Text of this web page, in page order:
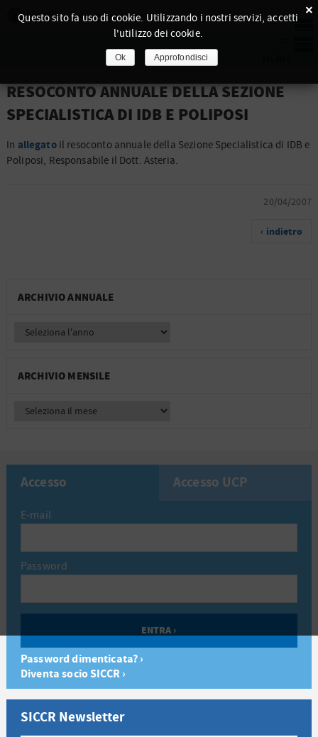
RESOCONTO ANNUALE DELLA SEZIONE
SPECIALISTICA DI IDB E POLIPOSI
In allegatoil resoconto annuale della Sezione Specialistica di IDB e
Poliposi, Responsabile il Dott. Asteria.
20/04/2007
‹ indietro
ARCHIVIO ANNUALE
ARCHIVIO MENSILE
Accesso Accesso UCP
E-mail
Password
Password dimenticata? ›
Diventa socio SICCR ›
SICCR Newsletter
×
Questo sito fa uso di cookie. Utilizzando i nostri servizi, accetti
l'utilizzo dei cookie.
Ok Approfondisci